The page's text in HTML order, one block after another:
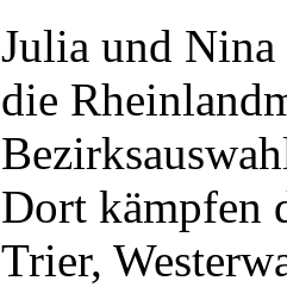
Julia und
die
Dort kämpfen
Trier,